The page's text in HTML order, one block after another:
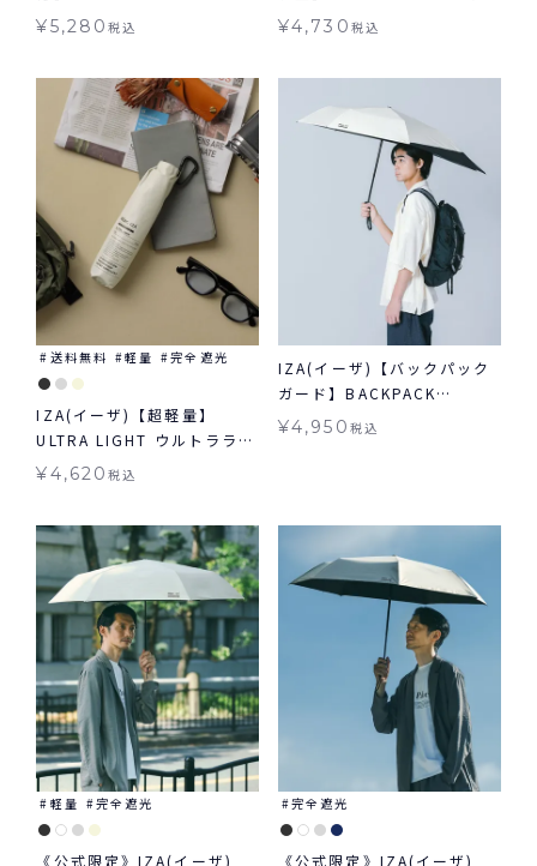
ェントルワン 日傘 折りたた
¥5,280税込
ージ＆フック 日傘 折りたた
¥4,730 税込
送料無料 軽量 完全遮光
IZA(イーザ)【超軽量】
ULTRA LIGHT ウルトラライ
ト 軽量 日傘 折りたたみ ギ
¥4,620税込
IZA(イーザ)【バックパック
ガード】BACKPACK
GUARD 日傘 折りたたみ ギ
¥4,950 税込
軽量 完全遮光
《公式限定》IZA(イーザ)
完全遮光
《公式限定》IZA(イーザ)